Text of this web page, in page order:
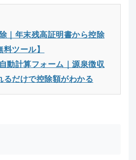
｜年末残高証明書から控除
ツール】
動計算フォーム｜源泉徴収
るだけで控除額がわかる